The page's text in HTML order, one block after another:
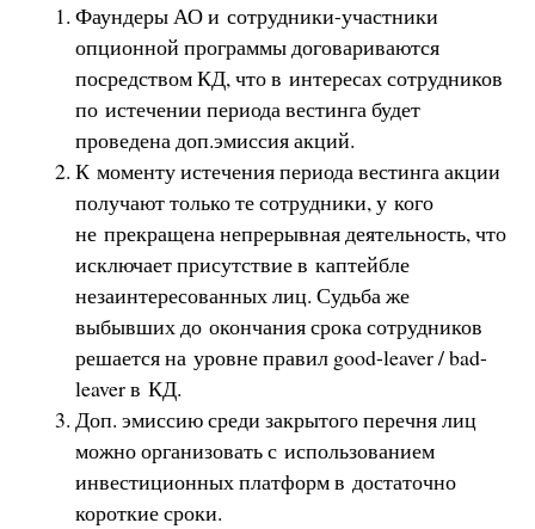
Фаундеры АО и сотрудники-участники
опционной программы договариваются
посредством КД, что в интересах сотрудников
по истечении периода вестинга будет
проведена доп.эмиссия акций.
К моменту истечения периода вестинга акции
получают только те сотрудники, у кого
не прекращена непрерывная деятельность, что
исключает присутствие в каптейбле
незаинтересованных лиц. Судьба же
выбывших до окончания срока сотрудников
решается на уровне правил good-leaver / bad-
leaver в КД.
Доп. эмиссию среди закрытого перечня лиц
можно организовать с использованием
инвестиционных платформ в достаточно
короткие сроки.